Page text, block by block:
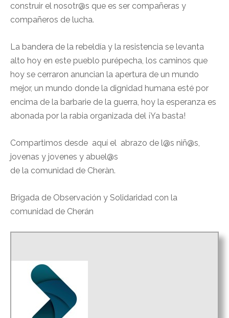
construir el nosotr@s que es ser compañeras y
compañeros de lucha.
La bandera de la rebeldía y la resistencia se levanta
alto hoy en este pueblo purépecha, los caminos que
hoy se cerraron anuncian la apertura de un mundo
mejor, un mundo donde la dignidad humana esté por
encima de la barbarie de la guerra, hoy la esperanza es
abonada por la rabia organizada del ¡Ya basta!
Compartimos desde aquí el abrazo de l@s niñ@s,
jovenas y jovenes y abuel@s
de la comunidad de Cheràn.
Brigada de Observación y Solidaridad con la
comunidad de Cherán